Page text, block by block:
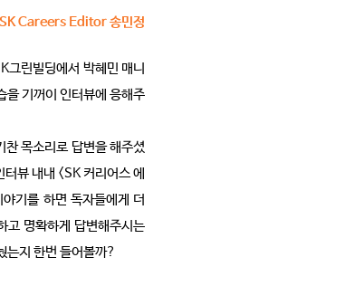
SK Careers Editor 송민정
그린빌딩에서 박혜민 매니
을 기꺼이 인터뷰에 응해주
목소리로 답변을 해주셨
뷰 내내 <SK 커리어스 에
기를 하면 독자들에게 더
고 명확하게 답변해주시는
는지 한번 들어볼까?